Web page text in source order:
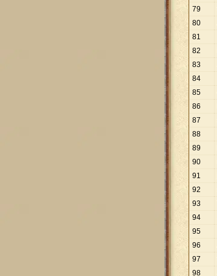
79
80
81
82
83
84
85
86
87
88
89
90
91
92
93
94
95
96
97
98